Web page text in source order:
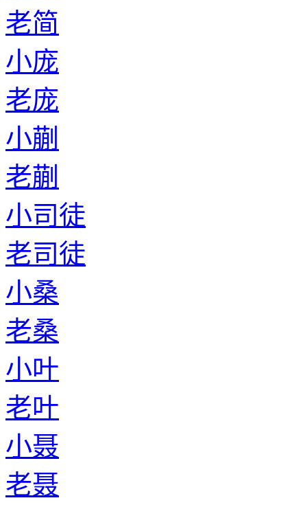
老简
小庞
老庞
小蒯
老蒯
小司徒
老司徒
小桑
老桑
小叶
老叶
小聂
老聂